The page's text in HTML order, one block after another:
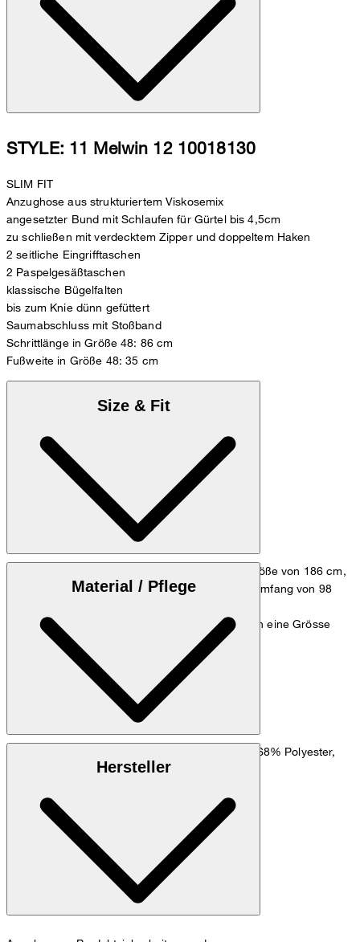
STYLE: 11 Melwin 12 10018130
SLIM FIT
Anzughose aus strukturiertem Viskosemix
angesetzter Bund mit Schlaufen für Gürtel bis 4,5cm
zu schließen mit verdecktem Zipper und doppeltem Haken
2 seitliche Eingrifftaschen
2 Paspelgesäßtaschen
klassische Bügelfalten
bis zum Knie dünn gefüttert
Saumabschluss mit Stoßband
Schrittlänge in Größe 48: 86 cm
Fußweite in Größe 48: 35 cm
Size & Fit
Das Model trägt die Größe 48 bei einer Körpergröße von 186 cm,
einem Taillenumfang von 84 cm und einem Hüftumfang von 98
Hinweis: Der Artikel fällt klein aus - wir empfehlen eine Grösse
grösser. Zum Hosen Guide Größentabelle
Material / Pflege
: Viskosemix mit Leinen-Anteil aus 68% Polyester,
28% Viskose, 4% Leinen
Hersteller